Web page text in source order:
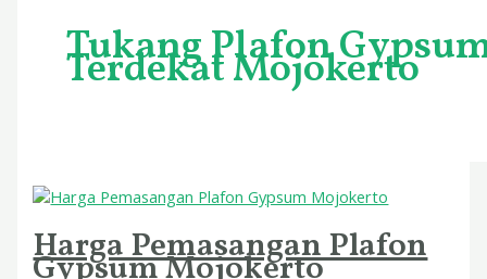
Tukang Plafon
Terdekat Mojokerto
Harga Pemasangan Plafon
Gypsum Mojokerto